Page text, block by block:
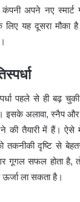
कंपनी अपने नए
यह दूसरा मौका है
पहले से ही बढ़
इसके अलावा, स्नैप और
की तैयारी में हैं।
तकनीकी दृष्टि से
सफल होता है, तो
ऊर्जा ला सकता है।